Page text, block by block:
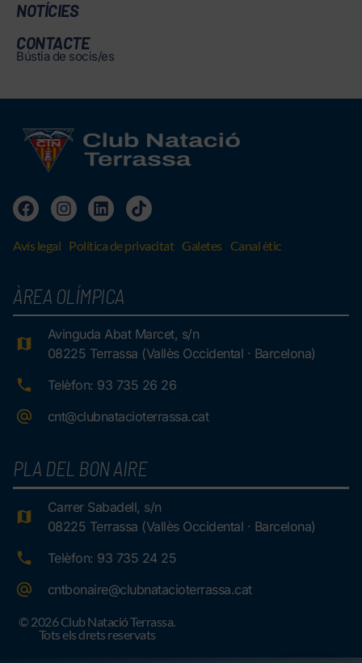
NOTÍCIES
CONTACTE
Bústia de socis/es
Avís legal Política de privacitat Galetes Canal ètic
ÀREA OLÍMPICA
Avinguda Abat Marcet, s/n
08225 Terrassa (Vallès Occidental · Barcelona)
Telèfon: 93 735 26 26
cnt@clubnatacioterrassa.cat
PLA DEL BON AIRE
Carrer Sabadell, s/n
08225 Terrassa (Vallès Occidental · Barcelona)
Telèfon: 93 735 24 25
cntbonaire@clubnatacioterrassa.cat
© 2026 Club Natació Terrassa.
Tots els drets reservats